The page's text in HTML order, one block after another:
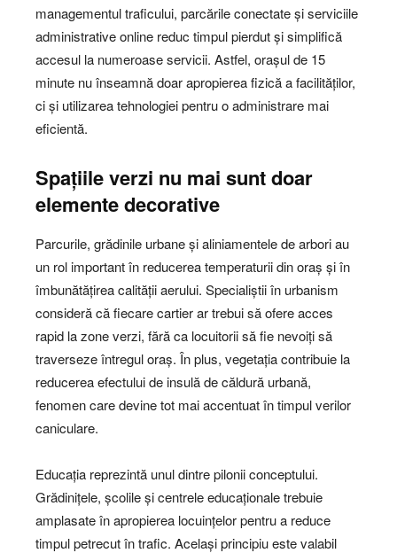
managementul traficului, parcările conectate și serviciile
administrative online reduc timpul pierdut și simplifică
accesul la numeroase servicii. Astfel, orașul de 15
minute nu înseamnă doar apropierea fizică a facilităților,
ci și utilizarea tehnologiei pentru o administrare mai
eficientă.
Spațiile verzi nu mai sunt doar
elemente decorative
Parcurile, grădinile urbane și aliniamentele de arbori au
un rol important în reducerea temperaturii din oraș și în
îmbunătățirea calității aerului. Specialiștii în urbanism
consideră că fiecare cartier ar trebui să ofere acces
rapid la zone verzi, fără ca locuitorii să fie nevoiți să
traverseze întregul oraș. În plus, vegetația contribuie la
reducerea efectului de insulă de căldură urbană,
fenomen care devine tot mai accentuat în timpul verilor
caniculare.
Educația reprezintă unul dintre pilonii conceptului.
Grădinițele, școlile și centrele educaționale trebuie
amplasate în apropierea locuințelor pentru a reduce
timpul petrecut în trafic. Același principiu este valabil